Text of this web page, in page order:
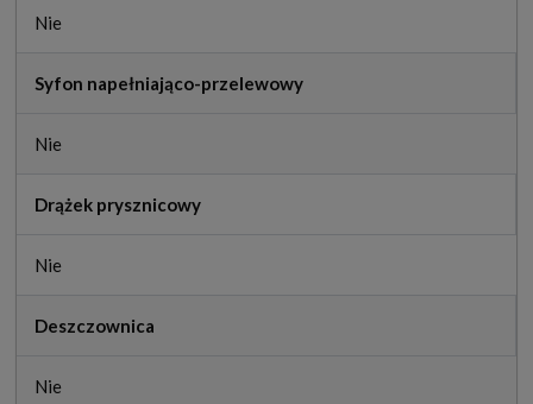
Nie
Syfon napełniająco-przelewowy
Nie
Drążek prysznicowy
Nie
Deszczownica
Nie